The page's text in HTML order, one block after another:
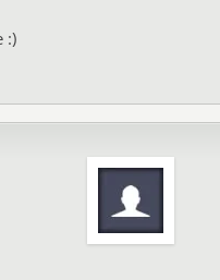
:)